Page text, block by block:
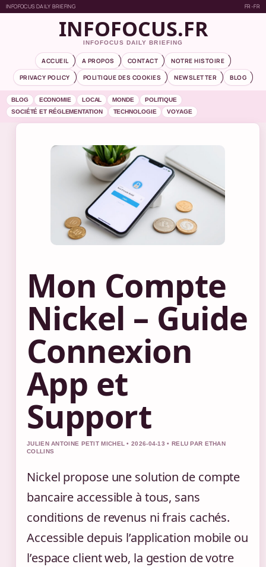
INFOFOCUS DAILY BRIEFING FR-FR
INFOFOCUS.FR
INFOFOCUS DAILY BRIEFING
ACCUEIL A PROPOS CONTACT
NOTRE HISTOIRE
PRIVACY POLICY
POLITIQUE DES COOKIES NEWSLETTER BLOG
BLOG ECONOMIE LOCAL MONDE
POLITIQUE
SOCIÉTÉ ET RÉGLEMENTATION
TECHNOLOGIE VOYAGE
Mon Compte
Nickel – Guide
Connexion
App et
Support
JULIEN ANTOINE PETIT MICHEL • 2026-04-13 • RELU PAR ETHAN
COLLINS
Nickel propose une solution de compte
bancaire accessible à tous, sans
conditions de revenus ni frais cachés.
Accessible depuis l’application mobile ou
l’espace client web, la gestion de votre